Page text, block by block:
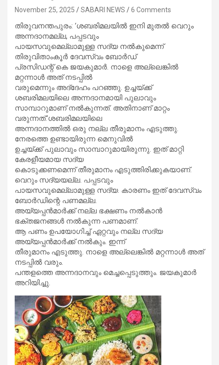
November 25, 2025 SABARI NEWS 6 Comments
തിരുവനന്തപുരം: ‘ശബരിമലയില്‍ ഇനി മുതല്‍ വെറും
അന്നദാനമല്ല, പപ്പടവും
പായസവുമെല്ലാമുള്ള സദ്യ നല്‍കുമെന്ന്
തിരുവിതാംകൂര്‍ ദേവസ്വം ബോര്‍ഡ്
പ്രസിഡന്റ് കെ ജയകുമാര്‍. നാളെ അല്ലെങ്കില്‍
മറ്റന്നാള്‍ അത് നടപ്പില്‍
വരുമെന്നും അദ്‌ദേഹം പറഞ്ഞു. ഉച്ചയ്‌ക്ക്
ശബരിമലയിലെ അന്നദാനമായി പുലാവും
സാമ്പാറുമാണ് നല്‍കുന്നത്. അതിനാണ് മാറ്റം
വരുന്നത്.‘ശബരിമലയിലെ
അന്നദാനത്തില്‍ ഒരു നല്ല തീരുമാനം എടുത്തു.
നേരത്തെ ഉണ്ടായിരുന്ന മെനുവില്‍
ഉച്ചയ്‌ക്ക് പുലാവും സാമ്പാറുമായിരുന്നു. ഇത് മാറ്റി
കേരളീയമായ സദ്യ
കൊടുക്കണമെന്ന് തീരുമാനം എടുത്തിരിക്കുകയാണ്.
വെറും സദ്യയല്ല. പപ്പടവും
പായസവുമെല്ലാമുള്ള സദ്യ. കാരണം ഇത് ദേവസ്വം
ബോര്‍ഡിന്റെ പണമല്ല.
അയ്യപ്പന്‍മാര്‍ക്ക് നല്ല ഭക്ഷണം നല്‍കാന്‍
ഭക്തജനങ്ങള്‍ നല്‍കുന്ന പണമാണ്.
ആ പണം ഉപയോഗിച്ച് ഏറ്റവും നല്ല സദ്യ
അയ്യപ്പന്‍മാര്‍ക്ക് നല്‍കും. ഇന്ന്
തീരുമാനം എടുത്തു. നാളെ അല്ലെങ്കില്‍ മറ്റന്നാള്‍ അത്
നടപ്പില്‍ വരും.
പന്തളത്തെ അന്നദാനവും മെച്ചപ്പെടുത്തും. ജയകുമാര്‍
അറിയിച്ചു.